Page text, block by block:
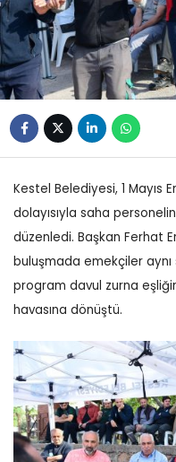
Kestel Belediyesi, 1 Mayıs
dolayısıyla saha
düzenledi. Başkan Ferhat
buluşmada emekçiler
program davul zurna
havasına dönüştü.